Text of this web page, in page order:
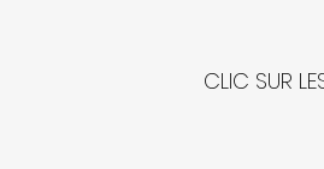
CLIC SUR